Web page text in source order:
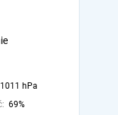
1011 hPa
69%